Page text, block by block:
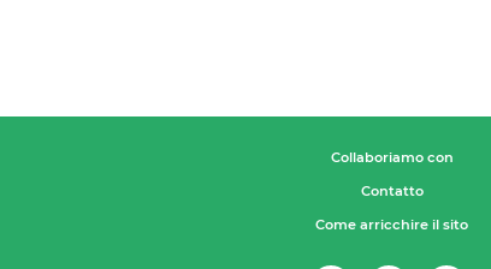
Collaboriamo con
Contatto
Come arricchire il sito